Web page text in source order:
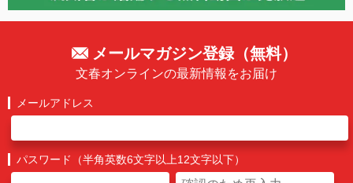
メールマガジン登録（無料）
文春オンラインの最新情報をお届け
メールアドレス
パスワード（半角英数6文字以上12文字以下）